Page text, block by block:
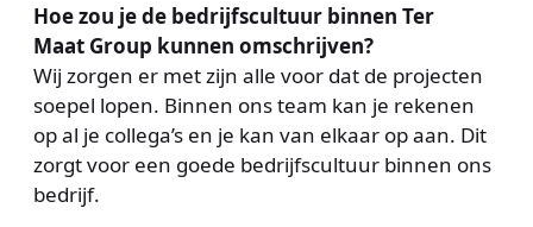
Hoe zou je de bedrijfscultuur binnen Ter
Maat Group kunnen omschrijven?
Wij zorgen er met zijn alle voor dat de projecten
soepel lopen. Binnen ons team kan je rekenen
op al je collega’s en je kan van elkaar op aan. Dit
zorgt voor een goede bedrijfscultuur binnen ons
bedrijf.